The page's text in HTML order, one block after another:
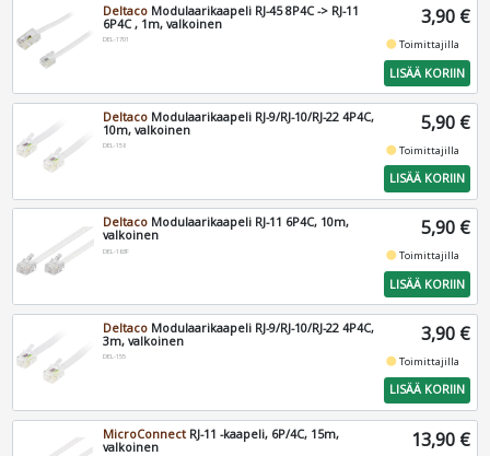
Deltaco Modulaarikaapeli RJ-45 8P4C -> RJ-11
6P4C , 1m, valkoinen
DEL-1701
3,90 €
fiber_manual_recordToimittajilla
LISÄÄ KORIIN
Deltaco Modulaarikaapeli RJ-9/RJ-10/RJ-22 4P4C,
10m, valkoinen
DEL-158
5,90 €
fiber_manual_recordToimittajilla
LISÄÄ KORIIN
Deltaco Modulaarikaapeli RJ-11 6P4C, 10m,
valkoinen
DEL-163F
5,90 €
fiber_manual_recordToimittajilla
LISÄÄ KORIIN
Deltaco Modulaarikaapeli RJ-9/RJ-10/RJ-22 4P4C,
3m, valkoinen
DEL-155
3,90 €
fiber_manual_recordToimittajilla
LISÄÄ KORIIN
MicroConnect RJ-11 -kaapeli, 6P/4C, 15m,
valkoinen
13,90 €